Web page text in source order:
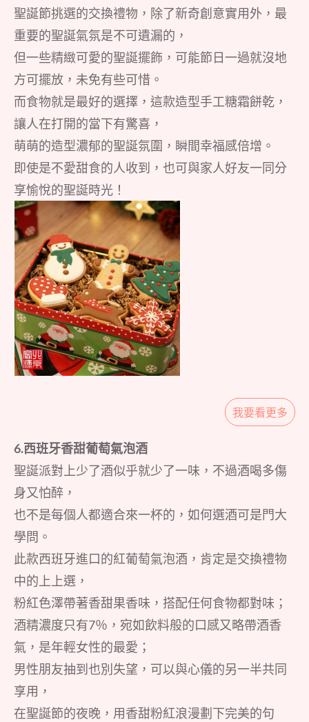
聖誕節挑選的交換禮物，除了新奇創意實用外，最
重要的聖誕氣氛是不可遺漏的，
但一些精緻可愛的聖誕擺飾，可能節日一過就沒地
方可擺放，未免有些可惜。
而食物就是最好的選擇，這款造型手工糖霜餅乾，
讓人在打開的當下有驚喜，
萌萌的造型濃郁的聖誕氛圍，瞬間幸福感倍增。
即使是不愛甜食的人收到，也可與家人好友一同分
享愉悅的聖誕時光！
我要看更多
6.西班牙香甜葡萄氣泡酒
聖誕派對上少了酒似乎就少了一味，不過酒喝多傷
身又怕醉，
也不是每個人都適合來一杯的，如何選酒可是門大
學問。
此款西班牙進口的紅葡萄氣泡酒，肯定是交換禮物
中的上上選，
粉紅色澤帶著香甜果香味，搭配任何食物都對味；
酒精濃度只有7％，宛如飲料般的口感又略帶酒香
氣，是年輕女性的最愛；
男性朋友抽到也別失望，可以與心儀的另一半共同
享用，
在聖誕節的夜晚，用香甜粉紅浪漫劃下完美的句